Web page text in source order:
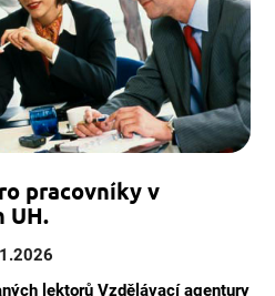
pracovníky v
UH.
lektorů Vzdělávací agentury